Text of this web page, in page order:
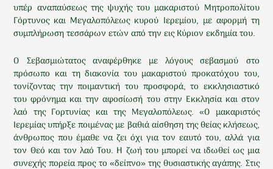
υπέρ αναπαύσεως της ψυχής του μακαριστού Μητροπολίτου
Γόρτυνος και Μεγαλοπόλεως κυρού Ιερεμίου, με αφορμή τη
συμπλήρωση τεσσάρων ετών από την εις Κύριον εκδημία του.
Ο Σεβασμιώτατος αναφέρθηκε με λόγους σεβασμού στο
πρόσωπο και τη διακονία του μακαριστού προκατόχου του,
τονίζοντας την ποιμαντική του προσφορά, το εκκλησιαστικό
του φρόνημα και την αφοσίωσή του στην Εκκλησία και στον
λαό της Γορτυνίας και της Μεγαλοπόλεως. «Ο μακαριστός
Ιερεμίας υπήρξε ποιμένας με βαθιά αίσθηση της θείας κλήσεως,
άνθρωπος που έμαθε να ζει όχι για τον εαυτό του, αλλά για
τον Θεό και τον λαό Του. Η ζωή του μπορεί να ιδωθεί ως μια
συνεχής πορεία προς το «δείπνο» της θυσιαστικής αγάπης. Στις